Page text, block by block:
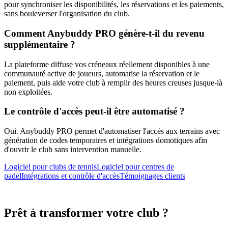
pour synchroniser les disponibilités, les réservations et les paiements,
sans bouleverser l'organisation du club.
Comment Anybuddy PRO génère-t-il du revenu
supplémentaire ?
La plateforme diffuse vos créneaux réellement disponibles à une
communauté active de joueurs, automatise la réservation et le
paiement, puis aide votre club à remplir des heures creuses jusque-là
non exploitées.
Le contrôle d'accès peut-il être automatisé ?
Oui. Anybuddy PRO permet d'automatiser l'accès aux terrains avec
génération de codes temporaires et intégrations domotiques afin
d'ouvrir le club sans intervention manuelle.
Logiciel pour clubs de tennisLogiciel pour centres de
padelIntégrations et contrôle d'accèsTémoignages clients
Prêt à transformer votre club ?